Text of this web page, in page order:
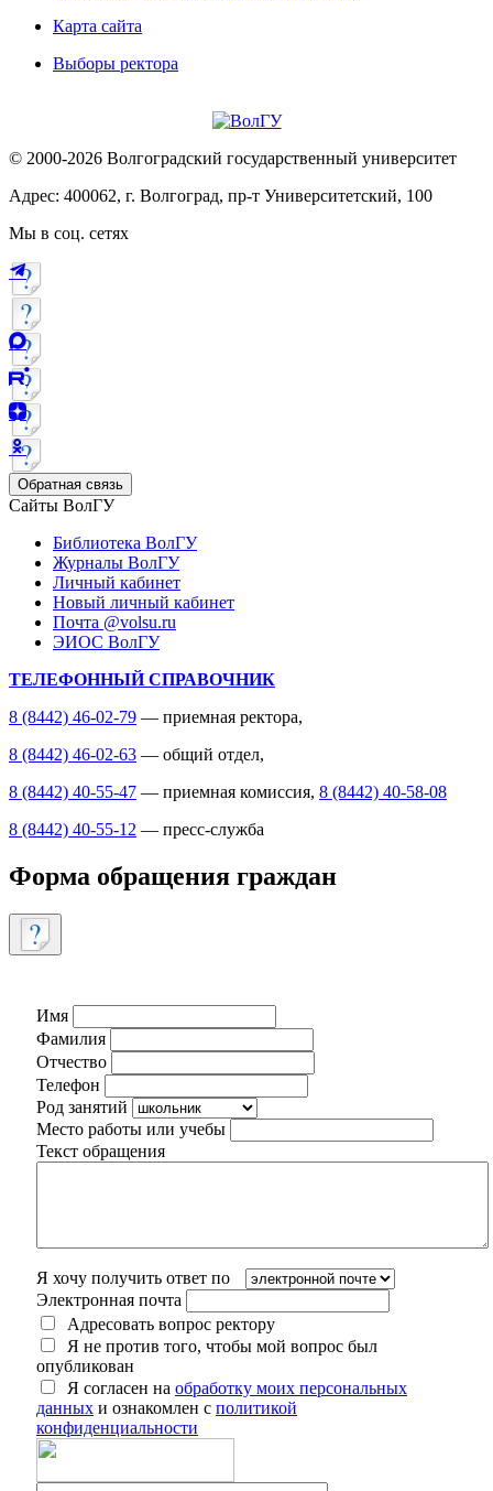
Карта сайта
Выборы ректора
© 2000-2026 Волгоградский государственный университет
Адрес: 400062, г. Волгоград, пр-т Университетский, 100
Мы в соц. сетях
Обратная связь
Сайты ВолГУ
Библиотека ВолГУ
Журналы ВолГУ
Личный кабинет
Новый личный кабинет
Почта @volsu.ru
ЭИОС ВолГУ
ТЕЛЕФОННЫЙ СПРАВОЧНИК
8 (8442) 46-02-79 — приемная ректора,
8 (8442) 46-02-63 — общий отдел,
8 (8442) 40-55-47 — приемная комиссия, 8 (8442) 40-58-08
8 (8442) 40-55-12 — пресс-служба
Форма обращения граждан
Имя
Фамилия
Отчество
Телефон
Род занятий
Место работы или учебы
Текст обращения
Я хочу получить ответ по
Электронная почта
Адресовать вопрос ректору
Я не против того, чтобы мой вопрос был
опубликован
Я согласен на обработку моих персональных
данных и ознакомлен с политикой
конфиденциальности